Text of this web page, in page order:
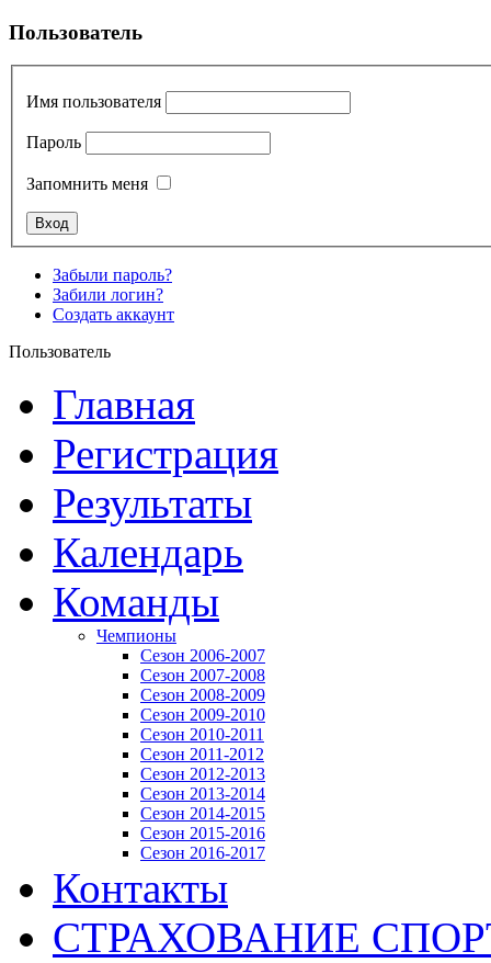
Пользователь
Имя пользователя
Пароль
Запомнить меня
Забыли пароль?
Забили логин?
Создать аккаунт
Пользователь
Главная
Регистрация
Результаты
Календарь
Команды
Чемпионы
Сезон 2006-2007
Сезон 2007-2008
Сезон 2008-2009
Сезон 2009-2010
Сезон 2010-2011
Сезон 2011-2012
Сезон 2012-2013
Сезон 2013-2014
Сезон 2014-2015
Сезон 2015-2016
Сезон 2016-2017
Контакты
СТРАХОВАНИЕ